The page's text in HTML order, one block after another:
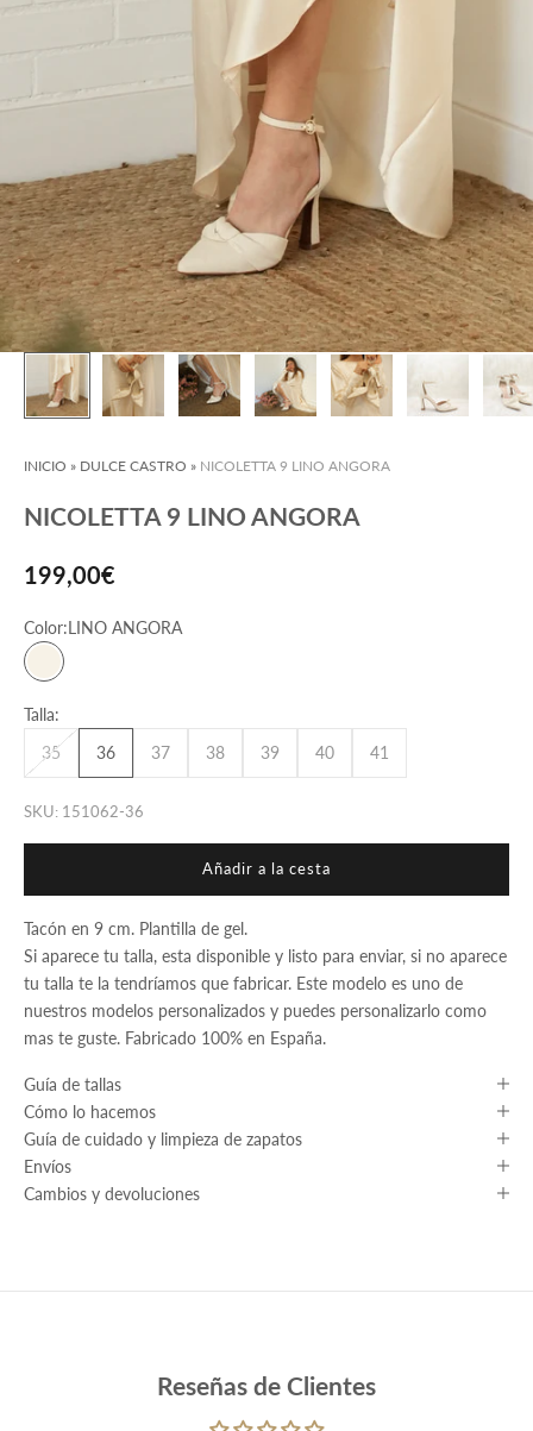
INICIO » DULCE CASTRO » NICOLETTA 9 LINO ANGORA
NICOLETTA 9 LINO ANGORA
Precio de oferta
199,00€
Color:LINO ANGORA
LINO ANGORA
Talla:
35
36 37 38 39 40 41
SKU: 151062-36
Añadir a la cesta
Tacón en 9 cm. Plantilla de gel.
Si aparece tu talla, esta disponible y listo para enviar, si no aparece
tu talla te la tendríamos que fabricar. Este modelo es uno de
nuestros modelos personalizados y puedes personalizarlo como
mas te guste. Fabricado 100% en España.
Guía de tallas
Cómo lo hacemos
Guía de cuidado y limpieza de zapatos
Envíos
Cambios y devoluciones
Reseñas de Clientes